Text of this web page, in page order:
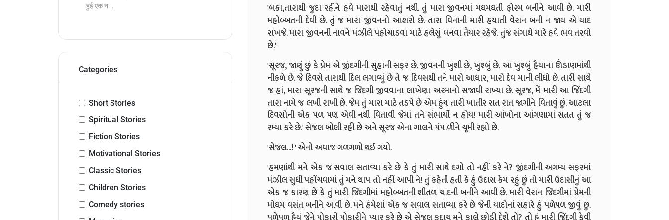
हुई एक न...
Categories
Short Stories
Spiritual Stories
Fiction Stories
Motivational Stories
Classic Stories
Children Stories
Comedy stories
'બકા,તારાથી જુદા રહીને હવે મારાથી રહેવાતું નથી. તું મારા જીવનમાં મઘમઘતી ફોરમ બનીને આવી છે. મારી
મહોબ્બતની દેવી છે. તું જ મારા જીવનનો આશરો છે. તારા વિનાની મારી હયાતી વેરાન બની ન જાય એ યાદ
રાખજે. મારા જીવનની નાવને મંઝીલે પહોચાડવા માટે હલેસું બનવા તૈયાર રહેજે. તુંજ સંગાથે મારે હવે ભવ તરવો
છે.'
'સૂરજ, જાણું છું કે પ્રેમ એ જીંદગીની સુહાની સફર છે. જીવનની ખુશી છે, ખુશ્બું છે. આ ખુશ્બું હૈયાના ઊંડાણમાંથી
નીકળે છે. જે દિવસે તારાથી દિલ લગાવ્યું છે તે જ દિવસથી તને મારો આધાર, મારો દેવ માની લીધો છે. તારી સાથે
જ હાં, મારા સૂરજની સાથે જ જિંદગી જીવવાના લાખેણા અરમાનો સજાવી રાખ્યા છે. સૂરજ, મેં મારી આ જિંદગી
તારા નામે જ લખી રાખી છે. જેમ તું મારા માટે તડપે છે એમ હુંય તારી ખાતીર રાત રાત જાગીને વિતાવું છું. આટલા
દિવસોની એક પળ પણ એવી નથી વિતાવી જેમાં તને સંભાર્યો ન હોય! મારી આંખોના આંગણામાં સતત તું જ
રમ્યા કરે છે.' સેજલ બોલી રહી છે અને સૂરજ એના ગાલને પંપાળીને ચૂમી રહ્યો છે.
'સેજલ...! ' એનો અવાજ ગળગળો થઈ ગયો.
'હમણાંથી મને એક જ સવાલ સતાવ્યા કરે છે કે તું મારી સાથે દગો તો નહીં કરે ને? જીંદગીની અગમ્ય સફરમાં
મંઝીલ સુધી પહોંચવામાં તું મને થાપ તો નહીં આપી ને! તું કહેતી હતી કે હું ઉદાસ કેમ રહું છું તો મારી ઉદાસીનું આ
એક જ કારણ છે કે તું મારી જિંદગીમાં મહોબ્બતની શીતળ ચાંદની બનીને આવી છે. મારી વેરાન જિંદગીમાં પ્રેમની
મોઘમ વસંત બનીને આવી છે. મને હંમેશાં એક જ સવાલ સતાવ્યા કરે છે જેની યાદોનાં સહારે હું પળેપળ જીવું છુ.